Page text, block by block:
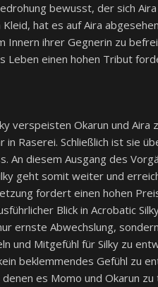
bewusst, der sich
hat es auf Aira
Innern ihrer Gegnerin zu
Leben einen hohen Tribut
verspeisten Okarun und Aira
Raserei. Schließlich ist sie
An diesem Ausgang des
geht somit weiter und
fordert einen hohen
Blick in Acrobatic
ernste Abwechslung,
und Mitgefühl für Silky zu
beklemmendes Gefühl zu
es Momo und Okarun zu